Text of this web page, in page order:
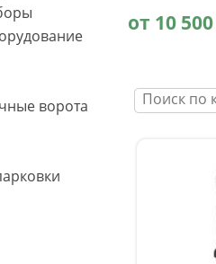
ворота
от 10